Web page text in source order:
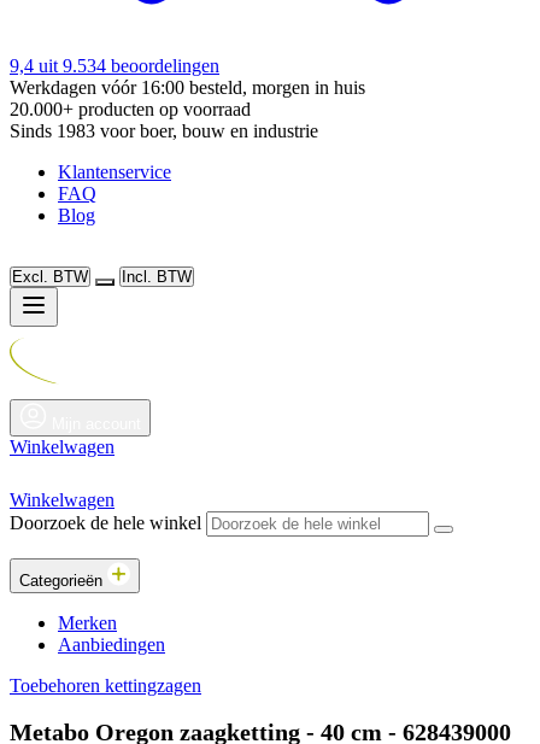
9,4 uit 9.534 beoordelingen
Werkdagen vóór 16:00 besteld, morgen in huis
20.000+ producten op voorraad
Sinds 1983 voor boer, bouw en industrie
Klantenservice
FAQ
Blog
Excl. BTW Incl. BTW
Winkelwagen
Winkelwagen
Doorzoek de hele winkel
Categorieën
Merken
Aanbiedingen
Toebehoren kettingzagen
Metabo Oregon zaagketting - 40 cm - 628439000